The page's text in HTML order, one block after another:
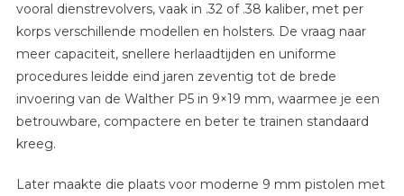
vooral dienstrevolvers, vaak in .32 of .38 kaliber, met per
korps verschillende modellen en holsters. De vraag naar
meer capaciteit, snellere herlaadtijden en uniforme
procedures leidde eind jaren zeventig tot de brede
invoering van de Walther P5 in 9×19 mm, waarmee je een
betrouwbare, compactere en beter te trainen standaard
kreeg.
Later maakte die plaats voor moderne 9 mm pistolen met